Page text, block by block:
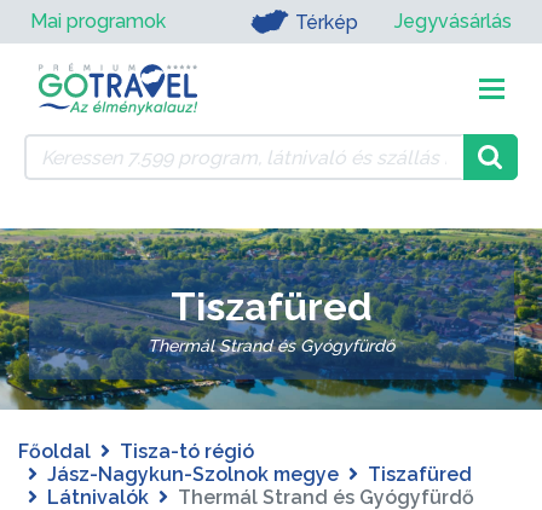
Mai programok Térkép Jegyvásárlás
Tiszafüred
Thermál Strand és Gyógyfürdő
Főoldal
Tisza-tó régió
Jász-Nagykun-Szolnok megye
Tiszafüred
Látnivalók
Thermál Strand és Gyógyfürdő